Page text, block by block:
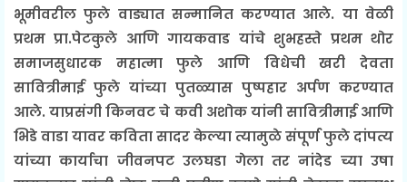
भूमीवरील फुले वाड्यात सन्मानित करण्यात आले. या वेळी
प्रथम प्रा.पेटकुले आणि गायकवाड यांचे शुभहस्ते प्रथम थोर
समाजसुधारक महात्मा फुले आणि विधेची खरी देवता
सावित्रीमाई फुले यांच्या पुतळ्यास पुष्पहार अर्पण करण्यात
आले. याप्रसंगी किनवट चे कवी अशोक यांनी सावित्रीमाई आणि
भिडे वाडा यावर कविता सादर केल्या त्यामुळे संपूर्ण फुले दांपत्य
यांच्या कार्याचा जीवनपट उलघडा गेला तर नांदेड च्या उषा